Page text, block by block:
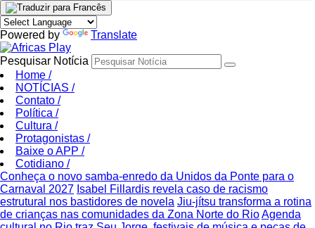
Powered by Translate
Pesquisar Notícia
Home /
NOTÍCIAS /
Contato /
Política /
Cultura /
Protagonistas /
Baixe o APP /
Cotidiano /
Conheça o novo samba-enredo da Unidos da Ponte para o
Carnaval 2027 Isabel Fillardis revela caso de racismo
estrutural nos bastidores de novela Jiu-jítsu transforma a rotina
de crianças nas comunidades da Zona Norte do RioAgenda